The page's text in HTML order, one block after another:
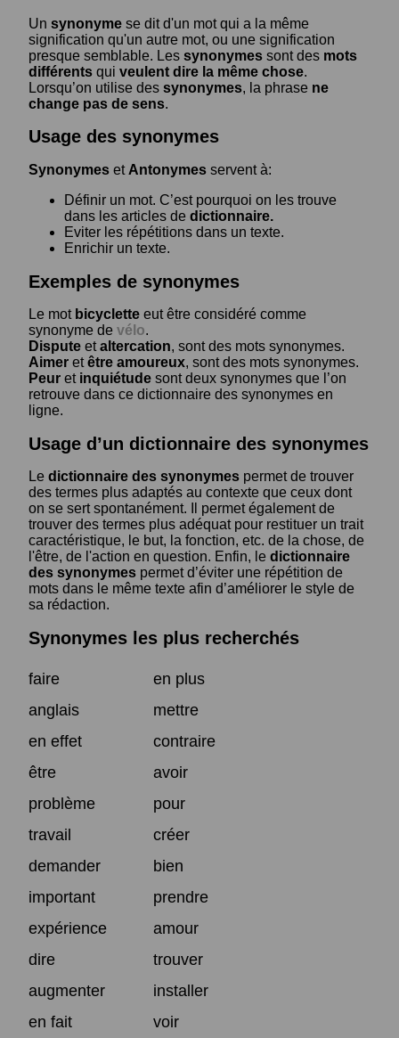
Un synonyme se dit d'un mot qui a la même
signification qu'un autre mot, ou une signification
presque semblable. Les synonymes sont des mots
différents qui veulent dire la même chose.
Lorsqu’on utilise des synonymes, la phrase ne
change pas de sens.
Usage des synonymes
Synonymes et Antonymes servent à:
Définir un mot. C’est pourquoi on les trouve
dans les articles de dictionnaire.
Eviter les répétitions dans un texte.
Enrichir un texte.
Exemples de synonymes
Le mot bicyclette eut être considéré comme
synonyme de vélo.
Dispute etaltercation, sont des mots synonymes.
Aimer etêtre amoureux, sont des mots synonymes.
Peur et inquiétude sont deux synonymes que l’on
retrouve dans ce dictionnaire des synonymes en
ligne.
Usage d’un dictionnaire des synonymes
Le dictionnaire des synonymes permet de trouver
des termes plus adaptés au contexte que ceux dont
on se sert spontanément. Il permet également de
trouver des termes plus adéquat pour restituer un trait
caractéristique, le but, la fonction, etc. de la chose, de
l'être, de l'action en question. Enfin, le dictionnaire
des synonymes permet d’éviter une répétition de
mots dans le même texte afin d’améliorer le style de
sa rédaction.
Synonymes les plus recherchés
faire
en plus
anglais
mettre
en effet
contraire
être
avoir
problème
pour
travail
créer
demander
bien
important
prendre
expérience
amour
dire
trouver
augmenter
installer
en fait
voir